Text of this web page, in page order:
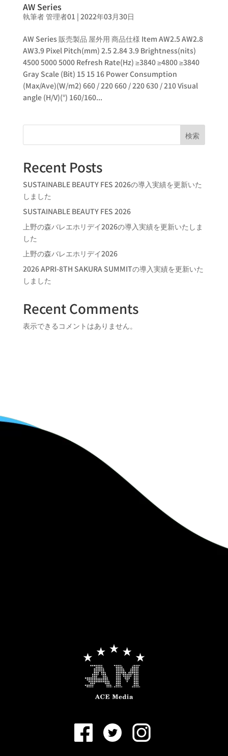
AW Series
執筆者管理者01 | 2022年03月30日
AW Series 販売製品 屋外用 商品仕様 Item AW2.5 AW2.8
AW3.9 Pixel Pitch(mm) 2.5 2.84 3.9 Brightness(nits)
4500 5000 5000 Refresh Rate(Hz) ≥3840 ≥4800 ≥3840
Gray Scale (Bit) 15 15 16 Power Consumption
(Max/Ave)(W/m2) 660 / 220 660 / 220 630 / 210 Visual
angle (H/V)(°) 160/160...
検索
Recent Posts
SUSTAINABLE BEAUTY FES 2026の導入実績を更新いた
しました
SUSTAINABLE BEAUTY FES 2026
上野の森バレエホリデイ2026の導入実績を更新いたしま
した
上野の森バレエホリデイ2026
2026 APRI-8TH SAKURA SUMMITの導入実績を更新いた
しました
Recent Comments
表示できるコメントはありません。